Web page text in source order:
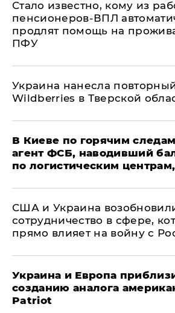
Стало известно, кому из
пенсионеров-ВПЛ
продлят помощь на
ПФУ
Украина нанесла
Wildberries в Тверской
В Киеве по горячим
агент ФСБ, наводивший
по логистическим
США и Украина
сотрудничество в сфере,
прямо влияет на войну с
Украина и Европа
созданию аналога
Patriot